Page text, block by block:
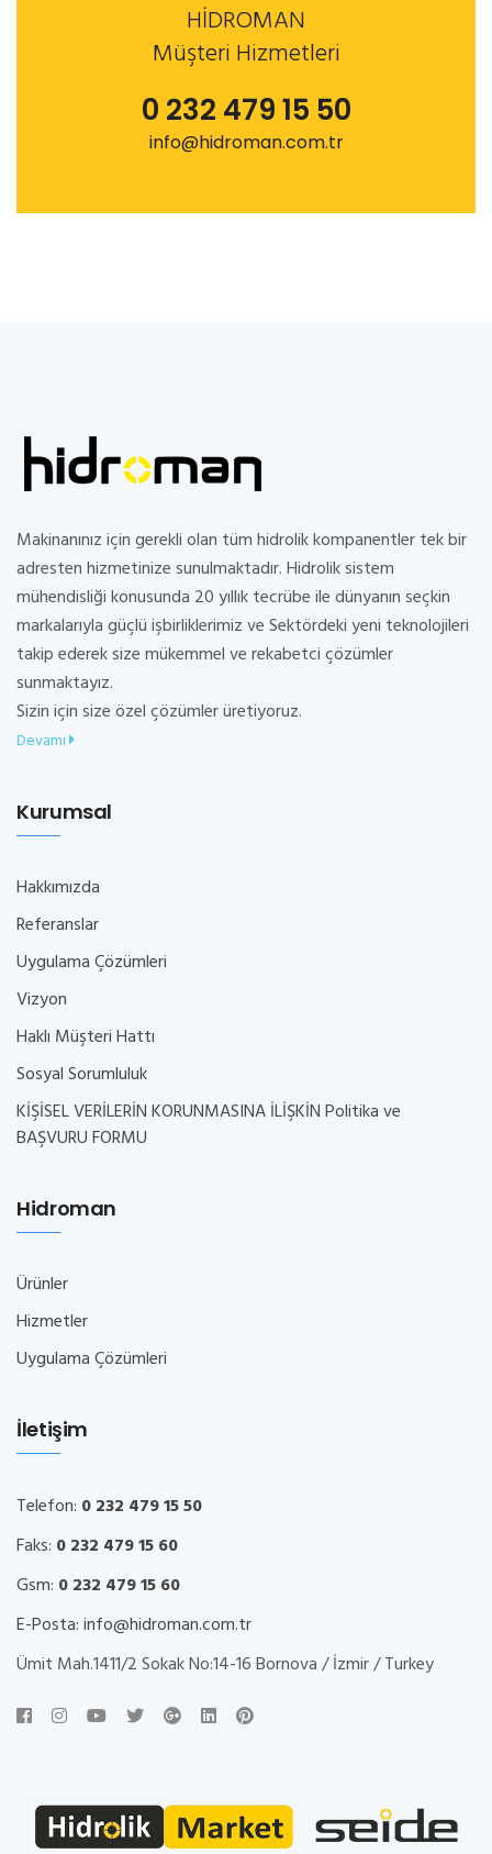
HİDROMAN
Müşteri Hizmetleri
0 232 479 15 50
info@hidroman.com.tr
Makinanınız için gerekli olan tüm hidrolik kompanentler tek bir
adresten hizmetinize sunulmaktadır. Hidrolik sistem
mühendisliği konusunda 20 yıllık tecrübe ile dünyanın seçkin
markalarıyla güçlü işbirliklerimiz ve Sektördeki yeni teknolojileri
takip ederek size mükemmel ve rekabetci çözümler
sunmaktayız.
Sizin için size özel çözümler üretiyoruz.
Devamı
Kurumsal
Hakkımızda
Referanslar
Uygulama Çözümleri
Vizyon
Haklı Müşteri Hattı
Sosyal Sorumluluk
KİŞİSEL VERİLERİN KORUNMASINA İLİŞKİN Politika ve
BAŞVURU FORMU
Hidroman
Ürünler
Hizmetler
Uygulama Çözümleri
İletişim
Telefon: 0 232 479 15 50
Faks: 0 232 479 15 60
Gsm: 0 232 479 15 60
E-Posta:info@hidroman.com.tr
Ümit Mah.1411/2 Sokak No:14-16 Bornova / İzmir / Turkey